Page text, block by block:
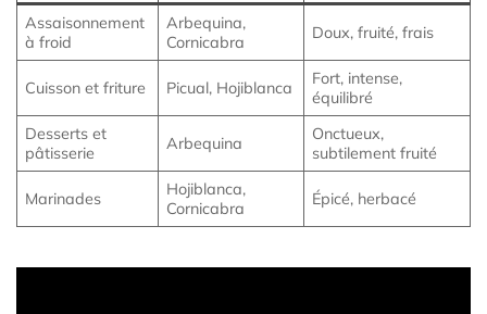
Assaisonnement
à froid
Arbequina,
Cornicabra
Doux, fruité, frais
Cuisson et friture Picual, Hojiblanca
Fort, intense,
équilibré
Desserts et
pâtisserie
Arbequina
Onctueux,
subtilement fruité
Marinades
Hojiblanca,
Cornicabra
Épicé, herbacé